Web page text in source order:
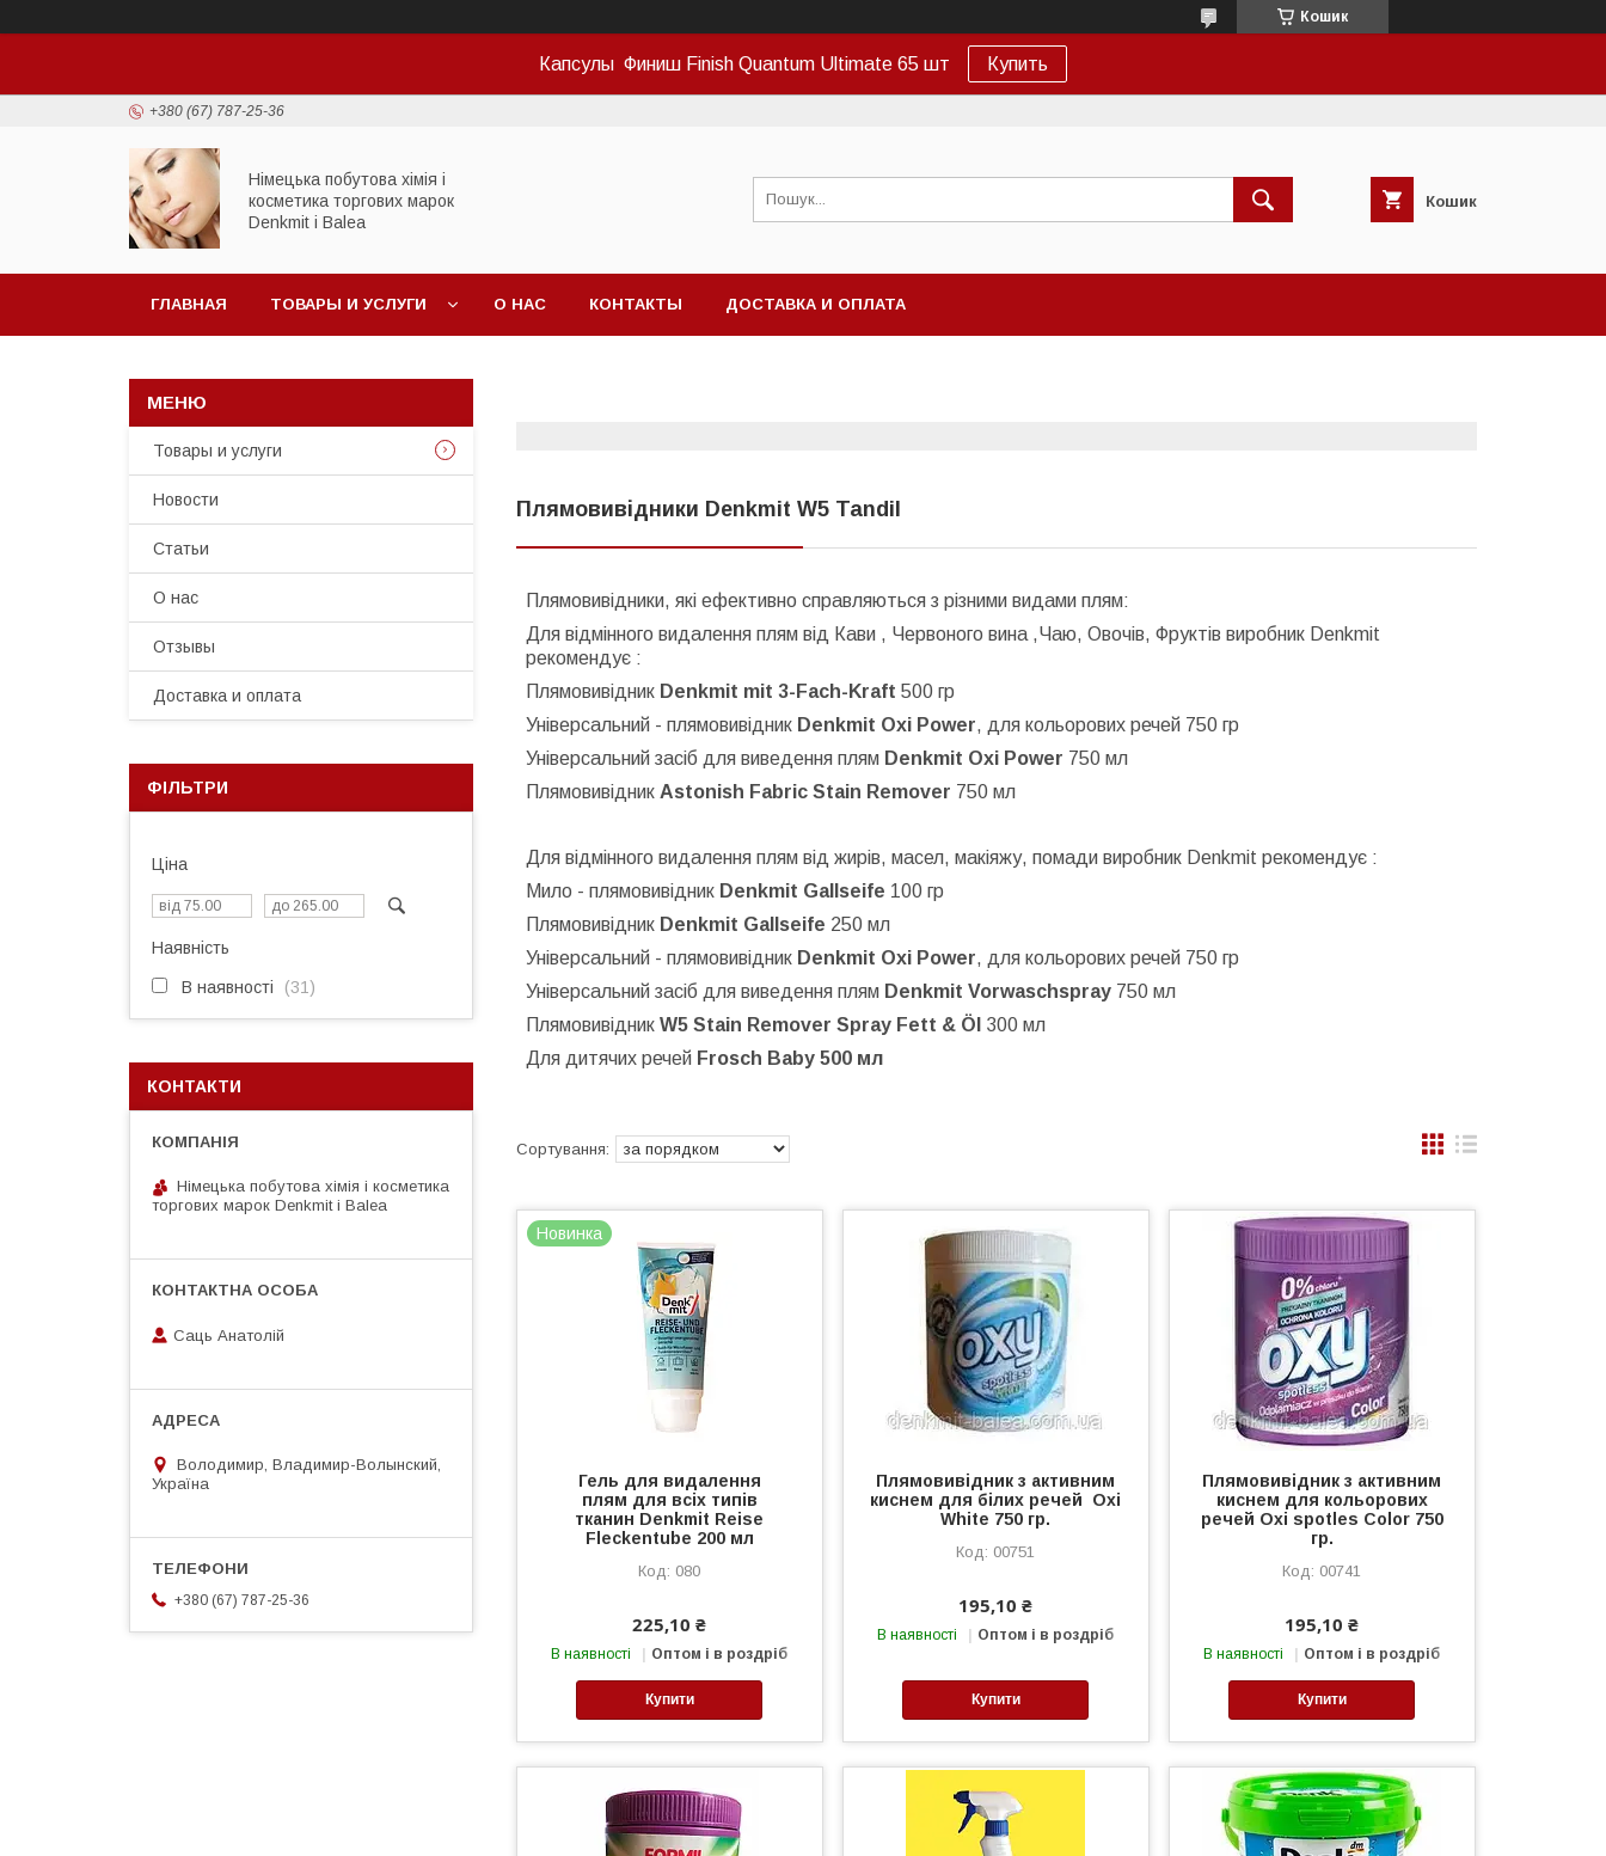
Кошик
Капсулы Финиш Finish Quantum Ultimate 65 шт Купить
+380 (67) 787-25-36
Німецька побутова хімія і
косметика торгових марок
Denkmit i Balea
Кошик
ГЛАВНАЯ ТОВАРЫ И УСЛУГИ О НАС КОНТАКТЫ ДОСТАВКА И ОПЛАТА
Плямовивідники Denkmit W5 Tandil
Плямовивідники, які ефективно справляються з різними видами плям:
Для відмінного видалення плям від Кави , Червоного вина ,Чаю, Овочів, Фруктів виробник Denkmit
рекомендує :
Плямовивідник Denkmit mit 3-Fach-Kraft 500 гр
Універсальний - плямовивідник Denkmit Oxi Power, для кольорових речей 750 гр
Універсальний засіб для виведення плям Denkmit Oxi Power 750 мл
Плямовивідник Astonish Fabric Stain Remover 750 мл
Для відмінного видалення плям від жирів, масел, макіяжу, помади виробник Denkmit рекомендує :
Мило - плямовивідник Denkmit Gallseife 100 гр
Плямовивідник Denkmit Gallseife 250 мл
Універсальний - плямовивідник Denkmit Oxi Power, для кольорових речей 750 гр
Універсальний засіб для виведення плям Denkmit Vorwaschspray 750 мл
Плямовивідник W5 Stain Remover Spray Fett & Öl 300 мл
Для дитячих речей Frosch Baby 500 мл
Новинка
Гель для видалення
плям для всіх типів
тканин Denkmit Reise
Fleckentube 200 мл
080
225,10 ₴
В наявності Оптом і в роздріб
Купити
Плямовивідник з активним
киснем для білих речей Oxi
White 750 гр.
00751
195,10 ₴
В наявності Оптом і в роздріб
Купити
Плямовивідник з активним
киснем для кольорових
речей Oxi spotles Color 750
гр.
00741
195,10 ₴
В наявності Оптом і в роздріб
Купити
Товары и услуги
Новости
Статьи
О нас
Отзывы
Доставка и оплата
ФІЛЬТРИ
Ціна
Наявність
В наявності 31
КОНТАКТИ
Німецька побутова хімія і косметика
торгових марок Denkmit i Balea
Саць Анатолій
Володимир, Владимир-Волынский,
Україна
+380 (67) 787-25-36